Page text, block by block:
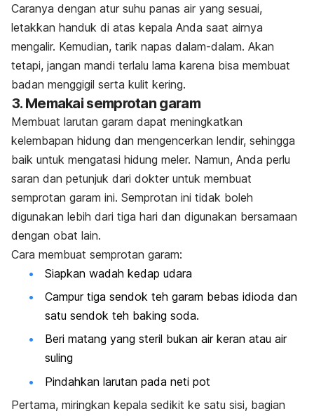
Caranya dengan atur suhu panas air yang sesuai,
letakkan handuk di atas kepala Anda saat airnya
mengalir. Kemudian, tarik napas dalam-dalam. Akan
tetapi, jangan mandi terlalu lama karena bisa membuat
badan menggigil serta kulit kering.
3. Memakai semprotan garam
Membuat larutan garam dapat meningkatkan
kelembapan hidung dan mengencerkan lendir, sehingga
baik untuk mengatasi hidung meler. Namun, Anda perlu
saran dan petunjuk dari dokter untuk membuat
semprotan garam ini. Semprotan ini tidak boleh
digunakan lebih dari tiga hari dan digunakan bersamaan
dengan obat lain.
Cara membuat semprotan garam:
Siapkan wadah kedap udara
Campur tiga sendok teh garam bebas idioda dan
satu sendok teh baking soda.
Beri matang yang steril bukan air keran atau air
suling
Pindahkan larutan pada neti pot
Pertama, miringkan kepala sedikit ke satu sisi, bagian